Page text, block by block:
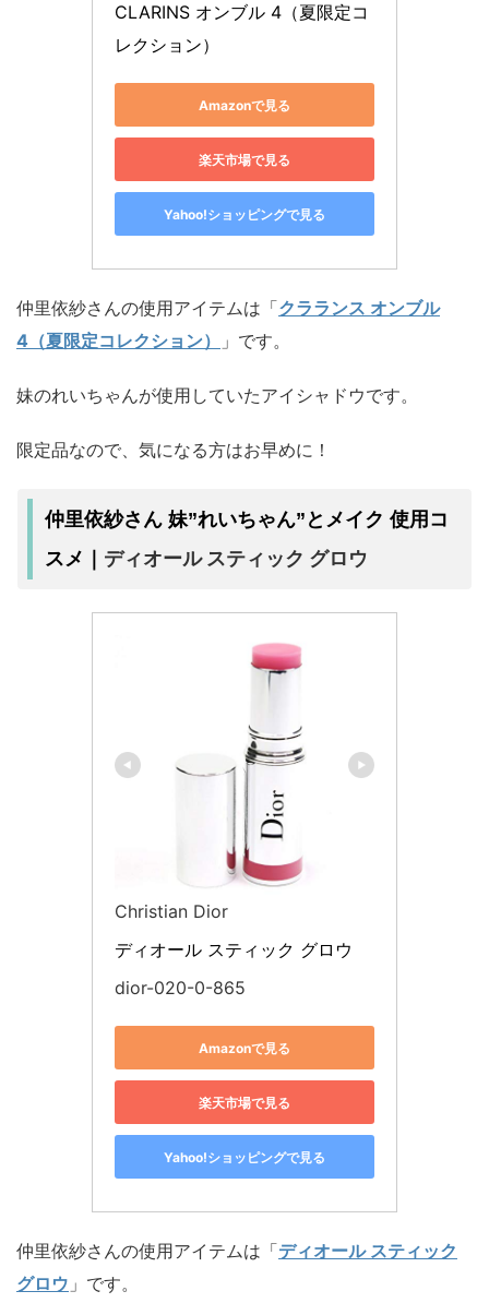
CLARINS オンブル 4（夏限定コ
レクション）
Amazonで見る
楽天市場で見る
Yahoo!ショッピングで見る
仲里依紗さんの使用アイテムは「クラランス オンブル
4（夏限定コレクション）
」です。
妹のれいちゃんが使用していたアイシャドウです。
限定品なので、気になる方はお早めに！
仲里依紗さん 妹”れいちゃん”とメイク 使用コ
スメ｜ ディオール スティック グロウ
Christian Dior
ディオール スティック グロウ
dior-020-0-865
Amazonで見る
楽天市場で見る
Yahoo!ショッピングで見る
仲里依紗さんの使用アイテムは「ディオール スティック
グロウ 」です。